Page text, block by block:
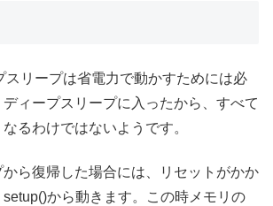
スリープは省電力で動かすためには必
ィープスリープに入ったから、すべて
るわけではないようです。
ら復帰した場合には、リセットがかか
から動きます。この時メモリの